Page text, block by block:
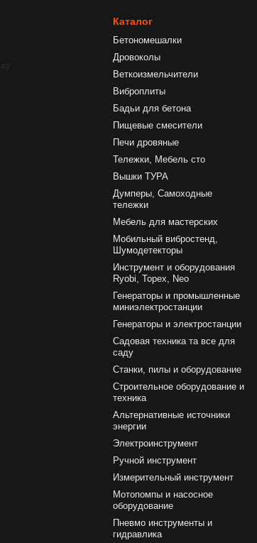
Каталог
Бетономешалки
Дровоколы
Веткоизмельчители
Виброплиты
Бадьи для бетона
Пищевые смесители
Печи дровяные
Тележки, Мебель сто
Вышки ТУРА
Думперы, Самоходные
тележки
Мебель для мастерских
Мобильный вибростенд,
Шумодетекторы
Инструмент и оборудования
Ryobi, Topex, Neo
Генераторы и промышленные
миниэлектростанции
Генераторы и электростанции
Садовая техника та все для
саду
Станки, пилы и оборудование
Строительное оборудование и
техника
Альтернативные источники
энергии
Электроинструмент
Ручной инструмент
Измерительный инструмент
Мотопомпы и насосное
оборудование
Пневмо инструменты и
гидравлика